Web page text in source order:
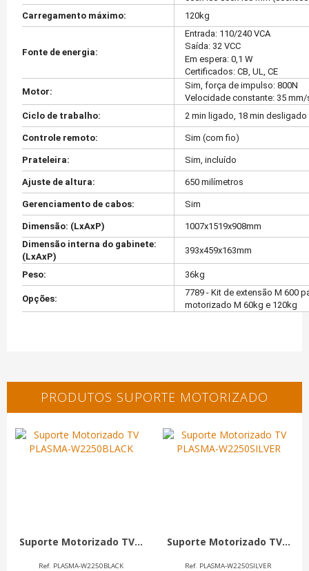
Carregamento máximo:
120kg
Fonte de energia:
Entrada: 110/240 VCA
Saída: 32 VCC
Em espera: 0,1 W
Certificados: CB, UL, CE
Motor:
Sim, força de impulso: 800N
Velocidade constante: 35 mm/
Ciclo de trabalho:
2 min ligado, 18 min desligado
Controle remoto: Sim (com fio)
Prateleira: Sim, incluído
Ajuste de altura: 650 milímetros
Gerenciamento de cabos: Sim
Dimensão: (LxAxP)
1007x1519x908mm
Dimensão interna do gabinete:
(LxAxP)
393x459x163mm
Peso: 36kg
Opções:
7789 - Kit de extensão M 600
motorizado M 60kg e 120kg
PRODUTOS SUPORTE MOTORIZADO
Suporte Motorizado TV...
Ref. PLASMA-W2250BLACK
Suporte Motorizado TV...
Ref. PLASMA-W2250SILVER